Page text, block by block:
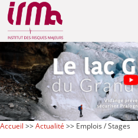
Accueil >>Actualité >> Emplois / Stages